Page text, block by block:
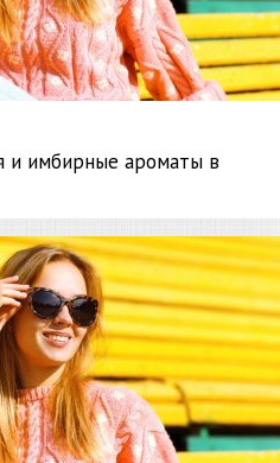
и имбирные ароматы в